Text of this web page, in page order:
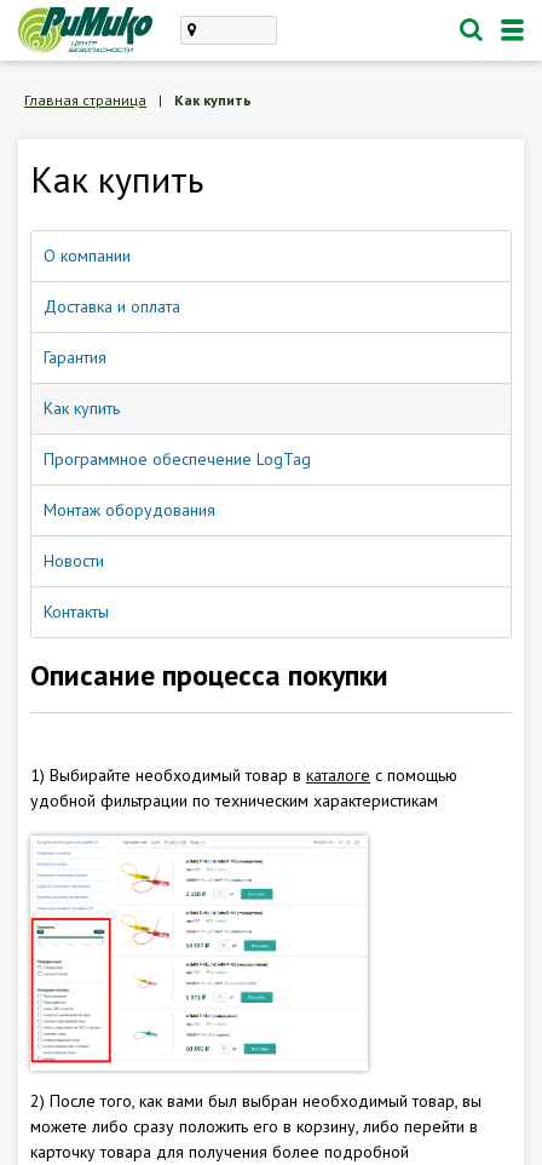
Каталог
техническое обслуживание
Корзина /Пустая
О компании
Доставка и оплата
Как купить
Новости
Контакты
Главная страница | Как купить
Как купить
О компании
Доставка и оплата
Гарантия
Как купить
Программное обеспечение LogTag
Монтаж оборудования
Новости
Контакты
Описание процесса покупки
1) Выбирайте необходимый товар в каталоге с помощью
удобной фильтрации по техническим характеристикам
2) После того, как вами был выбран необходимый товар, вы
можете либо сразу положить его в корзину, либо перейти в
карточку товара для получения более подробной